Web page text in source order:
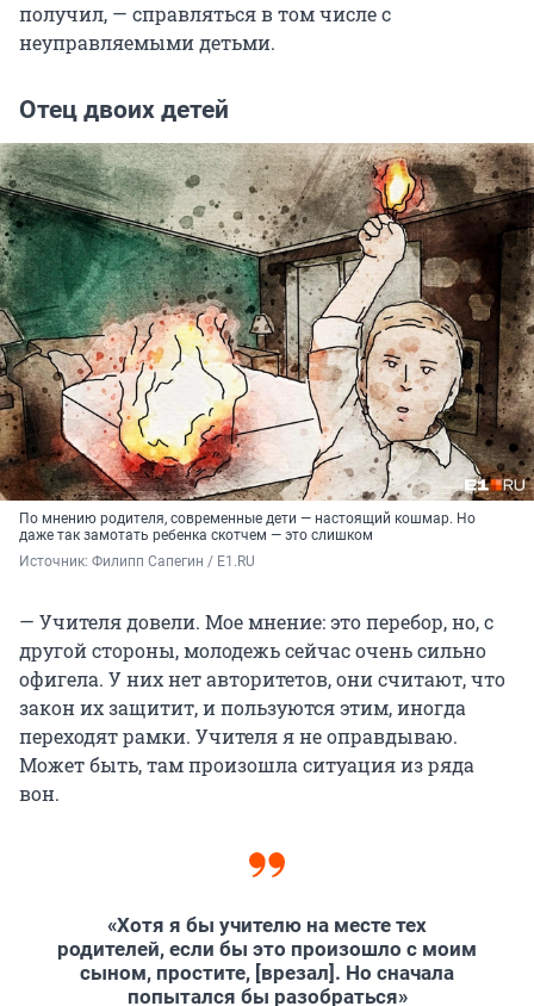
получил, — справляться в том числе с
неуправляемыми детьми.
Отец двоих детей
По мнению родителя, современные дети — настоящий кошмар. Но
даже так замотать ребенка скотчем — это слишком
Источник: Филипп Сапегин / E1.RU
— Учителя довели. Мое мнение: это перебор, но, с
другой стороны, молодежь сейчас очень сильно
офигела. У них нет авторитетов, они считают, что
закон их защитит, и пользуются этим, иногда
переходят рамки. Учителя я не оправдываю.
Может быть, там произошла ситуация из ряда
вон.
«Хотя я бы учителю на месте тех
родителей, если бы это произошло с моим
сыном, простите, [врезал]. Но сначала
попытался бы разобраться»